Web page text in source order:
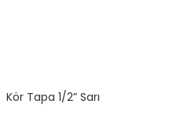
Kör Tapa 1/2” Sarı